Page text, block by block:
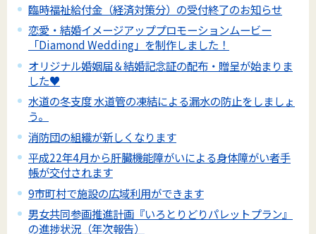
臨時福祉給付金（経済対策分）の受付終了のお知らせ
恋愛・結婚イメージアッププロモーションムービー
「Diamond Wedding」を制作しました！
オリジナル婚姻届＆結婚記念証の配布・贈呈が始まりま
した♥
水道の冬支度 水道管の凍結による漏水の防止をしましょ
う。
消防団の組織が新しくなります
平成22年4月から肝臓機能障がいによる身体障がい者手
帳が交付されます
9市町村で施設の広域利用ができます
男女共同参画推進計画『いろとりどりパレットプラン』
の進捗状況（年次報告）